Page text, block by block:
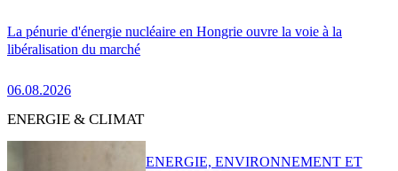
La pénurie d'énergie nucléaire en Hongrie ouvre la voie à la
libéralisation du marché
06.08.2026
ENERGIE & CLIMAT
ENERGIE, ENVIRONNEMENT ET